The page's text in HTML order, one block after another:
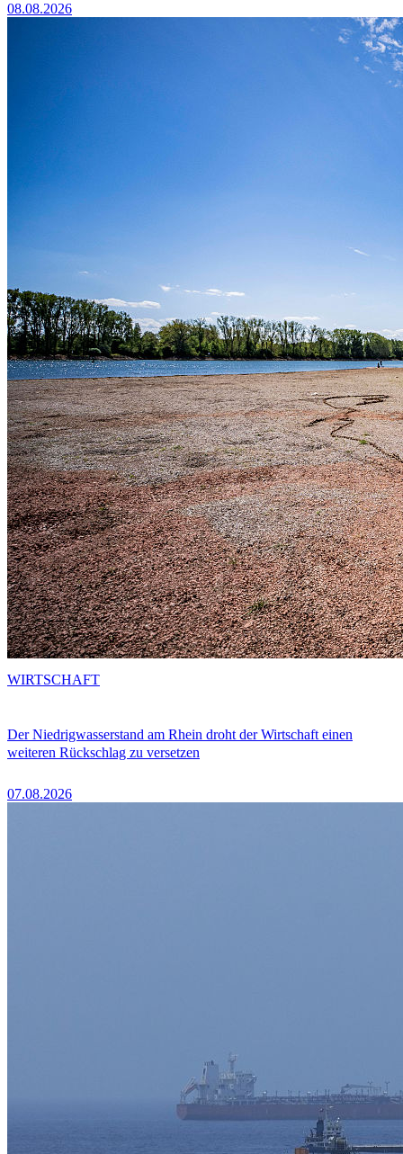
08.08.2026
Der Niedrigwasserstand am Rhein droht der Wirtschaft einen
weiteren Rückschlag zu versetzen
07.08.2026
WIRTSCHAFT